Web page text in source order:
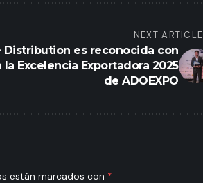
NEXT ARTICLE
Distribution es reconocida con
la Excelencia Exportadora 2025
de ADOEXPO
están marcados con *